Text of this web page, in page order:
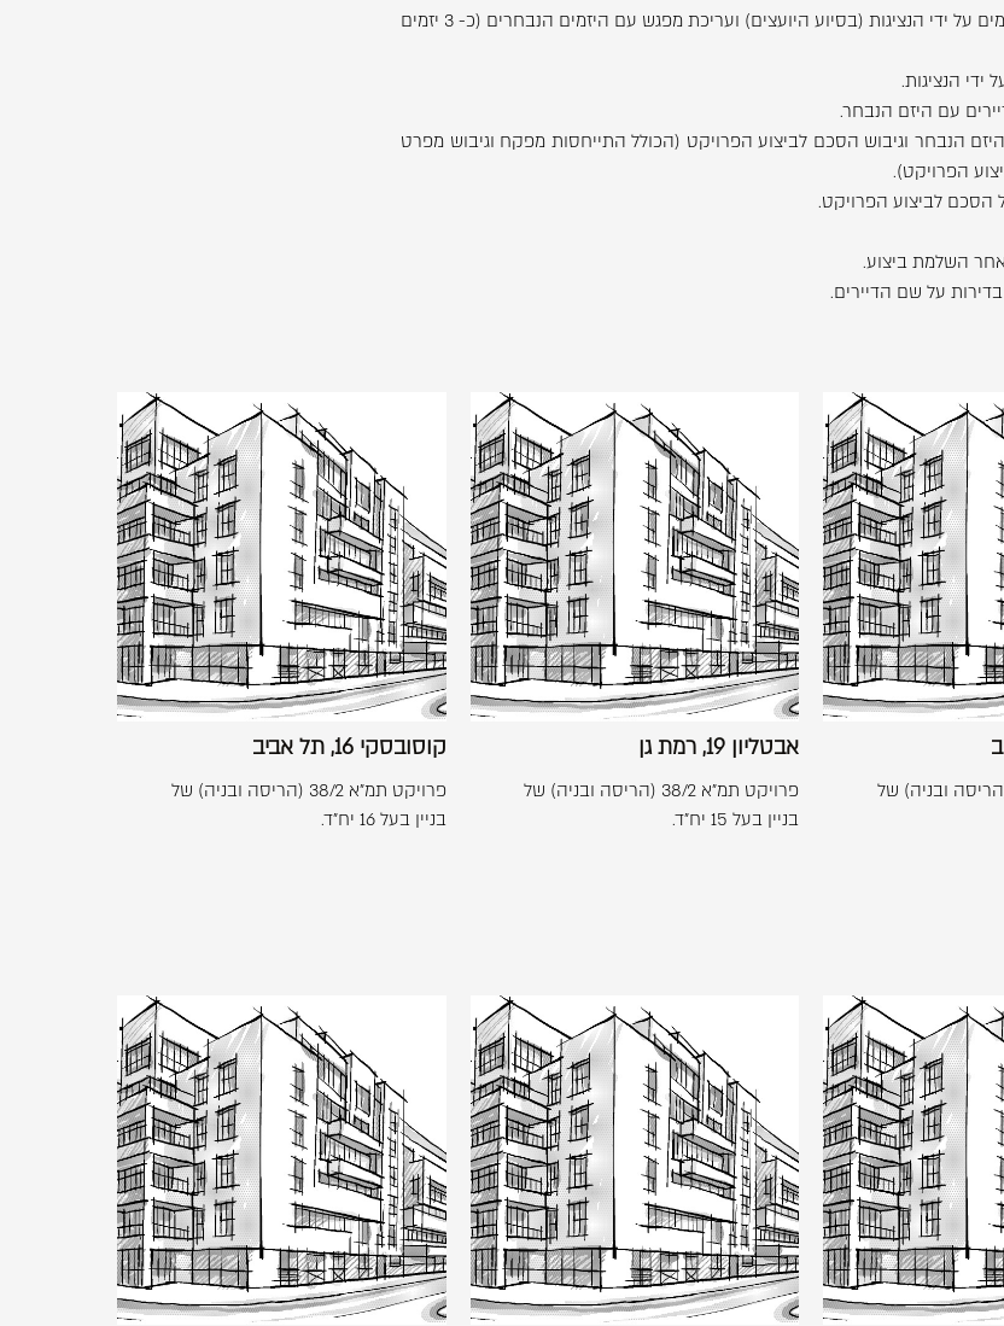
o צמצום הצעות היזמים על ידי הנציגות (בסיוע היועצים) ועריכת מפגש עם היזמים הנבחרים (כ- 3 יזמים
הנבחר וגיבוש הסכם לביצוע הפרויקט (הכולל התייחסות מפקח וגיבוש מפרט
הפרויקט).
הסכם לביצוע הפרויקט.
השלמת ביצוע.
על שם הדיירים.
לפתיחת
התמונה
בגדול
שד'
אביב
תמ"א 38/2 (הריסה ובניה) של
לפתיחת
התמונה
בגדול
אבטליון
רמת
אבטליון 19, רמת גן
פרויקט תמ"א 38/2 (הריסה ובניה) של
בניין בעל 15 יח"ד.
לפתיחת
התמונה
בגדול
קוסובסקי
תל
אביב
קוסובסקי 16, תל אביב
פרויקט תמ"א 38/2 (הריסה ובניה) של
בניין בעל 16 יח"ד.
לפתיחת
התמונה
בגדול
יוחנן
הגדי
אביב
לפתיחת
התמונה
בגדול
הלסינקי
תל
אביב
לפתיחת
התמונה
בגדול
האמוראים
תל
אביב